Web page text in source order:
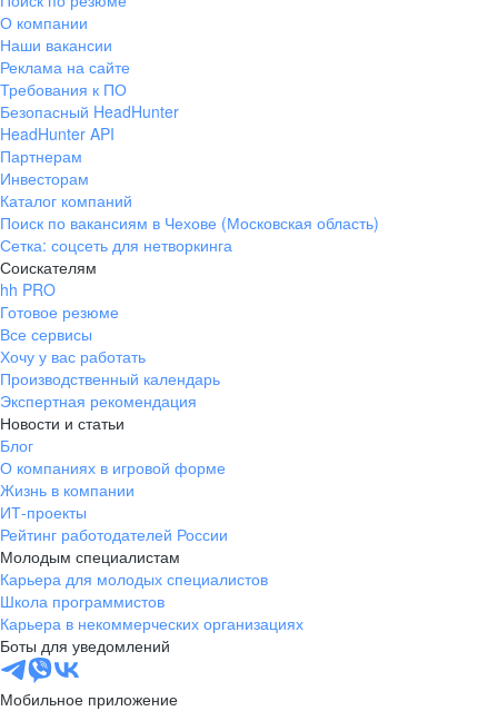
О компании
Наши вакансии
Реклама на сайте
Требования к ПО
Безопасный HeadHunter
HeadHunter API
Партнерам
Инвесторам
Каталог компаний
Поиск по вакансиям в Чехове (Московская область)
Сетка: соцсеть для нетворкинга
Соискателям
hh PRO
Готовое резюме
Все сервисы
Хочу у вас работать
Производственный календарь
Экспертная рекомендация
Новости и статьи
Блог
О компаниях в игровой форме
Жизнь в компании
ИТ-проекты
Рейтинг работодателей России
Молодым специалистам
Карьера для молодых специалистов
Школа программистов
Карьера в некоммерческих организациях
Боты для уведомлений
Мобильное приложение